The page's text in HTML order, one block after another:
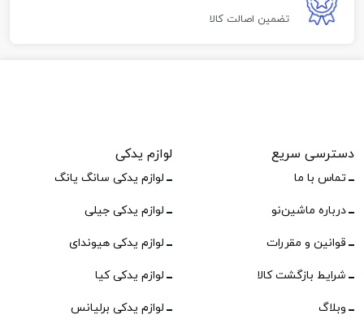
تضمین اصالت کالا
دسترسی سریع
تماس با ما
درباره ماشین‌نو
قوانین و مقررات
شرایط بازگشت کالا
وبلاگ
لوازم یدکی
لوازم یدکی سانگ یانگ
لوازم یدکی جیلی
لوازم یدکی هیوندای
لوازم یدکی کیا
لوازم یدکی برلیانس